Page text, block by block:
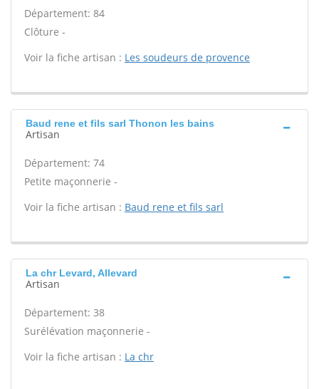
Département: 84
Clôture -
Voir la fiche artisan : Les soudeurs de provence
Baud rene et fils sarl Thonon les bains
Artisan
Département: 74
Petite maçonnerie -
Voir la fiche artisan : Baud rene et fils sarl
La chr Levard, Allevard
Artisan
Département: 38
Surélévation maçonnerie -
Voir la fiche artisan : La chr